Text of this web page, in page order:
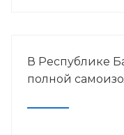
В Республике
полной